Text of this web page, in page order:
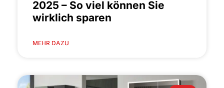
2025 – So viel können Sie
wirklich sparen
MEHR DAZU